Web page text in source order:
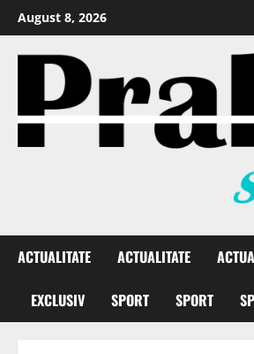
August 8, 2026
ACTUALITATE ACTUALITATE
EXCLUSIV SPORT SPORT